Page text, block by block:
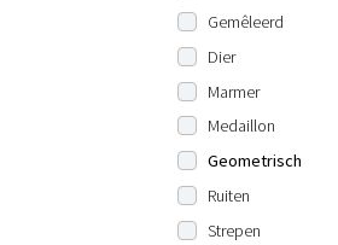
Gemêleerd
Dier
Marmer
Medaillon
Geometrisch
Ruiten
Strepen